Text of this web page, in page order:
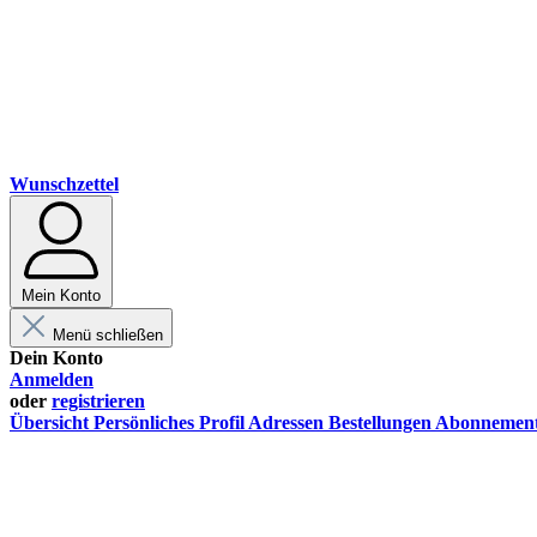
Wunschzettel
Mein Konto
Menü schließen
Dein Konto
Anmelden
oder registrieren
Übersicht Persönliches Profil Adressen Bestellungen